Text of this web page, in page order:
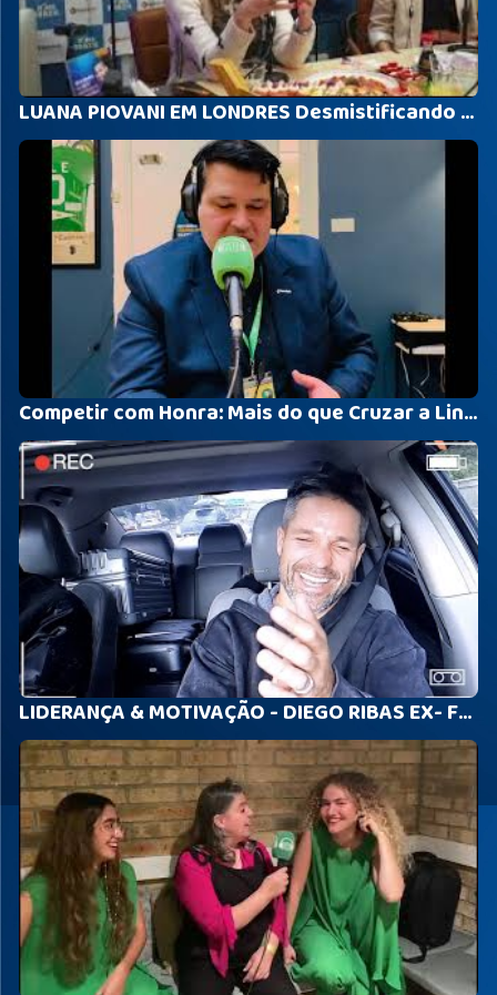
LUANA PIOVANI EM LONDRES Desmistificando a Vida da Mulher Despertando o Empreendedorismo Feminino
Competir com Honra: Mais do que Cruzar a Linha de Chegada - Rodrigo Gaidarji - Coffee Break Show
LIDERANÇA & MOTIVAÇÃO - DIEGO RIBAS EX- FLAMENGO DE CARONA COM NETO BRAZIL - LONDRES - #4